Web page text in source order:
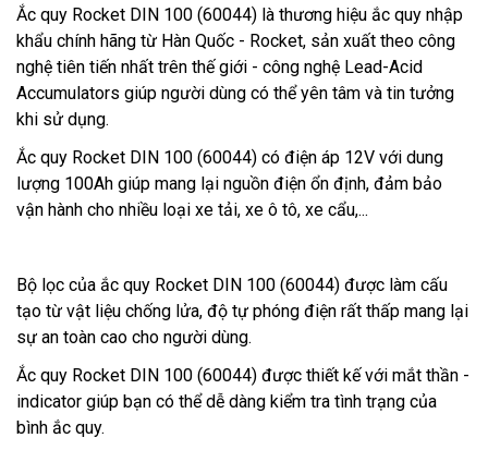
Ắc quy Rocket DIN 100 (60044) là thương hiệu ắc quy nhập
khẩu chính hãng từ Hàn Quốc - Rocket, sản xuất theo công
nghệ tiên tiến nhất trên thế giới - công nghệ Lead-Acid
Accumulators giúp người dùng có thể yên tâm và tin tưởng
khi sử dụng.
Ắc quy Rocket DIN 100 (60044) có điện áp 12V với dung
lượng 100Ah giúp mang lại nguồn điện ổn định, đảm bảo
vận hành cho nhiều loại xe tải, xe ô tô, xe cẩu,...
Bộ lọc của ắc quy Rocket DIN 100 (60044) được làm cấu
tạo từ vật liệu chống lửa, độ tự phóng điện rất thấp mang lại
sự an toàn cao cho người dùng.
Ắc quy Rocket DIN 100 (60044) được thiết kế với mắt thần -
indicator giúp bạn có thể dễ dàng kiểm tra tình trạng của
bình ắc quy.